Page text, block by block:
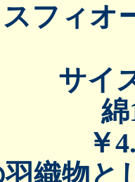
スフィ
サイ
￥
織物と